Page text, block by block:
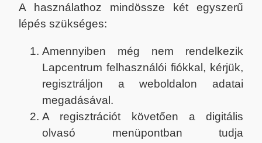
A használathoz mindössze két egyszerű
lépés szükséges:
Amennyiben még nem rendelkezik
Lapcentrum felhasználói fiókkal, kérjük,
regisztráljon a weboldalon adatai
megadásával.
A regisztrációt követően a digitális
olvasó menüpontban tudja